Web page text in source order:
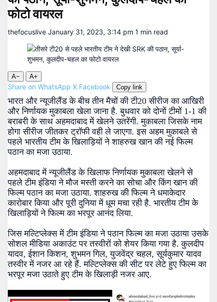
फोटो वायरल
thefocuslive January 31, 2023, 3:14 pm 1 min read
A− A+
Share on WhatsApp X Facebook Copy link
भारत और न्यूजीलैंड के बीच तीन मैचों की टी20 सीरीज का आखिरी
और निर्णायक मुकाबला खेला जाना है. बुधवार को दोनों टीमों 1-1 की
बराबरी के साथ अहमदाबाद में खेलने उतरेंगी. मुकाबला जिसके नाम
होगा सीरीज जीतकर ट्रॉफी वही ले जाएगा. इस अहम मुकाबले से
पहले भारतीय टीम के खिलाड़ियों ने शाहरुख खान की नई फिल्म
पठान का मजा उठाया.
अहमदाबाद में न्यूजीलैंड के खिलाफ निर्णायक मुकाबला खेलने से
पहले टीम इंडिया ने मौज मस्ती करने का सोचा और किंग खान की
फिल्म पठान का मजा उठाया. शाहरुख की फिल्म ने धमाकेदार
कारोबार किया और पूरी दुनिया में धूम मचा रही है. भारतीय टीम के
खिलाड़ियों ने फिल्म का भरपूर आनंद लिया.
जिस मल्टिप्लेक्स में टीम इंडिया ने पठान फिल्म का मजा उठाया उसके
सोशल मीडिया अकाउंट पर तस्वीरों को शेयर किया गया है. कुलदीप
यादव, ईशान किशन, शुभमन गिल, युजवेंद्र चहल, सूर्यकुमार यादव
तस्वीर में नजर आ रहे हैं. मल्टिप्लेक्स की सीट पर लेटे हुए फिल्म का
भरपूर मजा उठाते हुए टीम के खिलाड़ी नजर आए.